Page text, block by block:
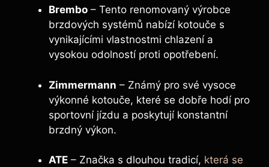
Brembo – Tento renomovaný výrobce
brzdových systémů nabízí kotouče s
vynikajícími vlastnostmi chlazení a
vysokou odolností proti opotřebení.
Zimmermann – Známý pro své vysoce
výkonné kotouče, které se dobře hodí pro
sportovní jízdu a poskytují konstantní
brzdný výkon.
ATE – Značka s dlouhou tradicí, která se